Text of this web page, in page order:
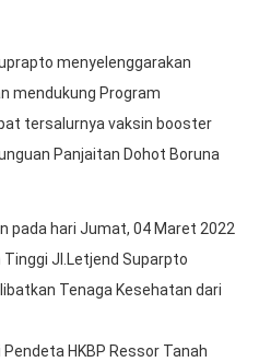
menyelenggarakan
mendukung Program
tersalurnya vaksin booster
Panjaitan Dohot Boruna
pada hari Jumat, 04 Maret 2022
Tinggi Jl.Letjend Suparpto
Tenaga Kesehatan dari
HKBP Ressor Tanah